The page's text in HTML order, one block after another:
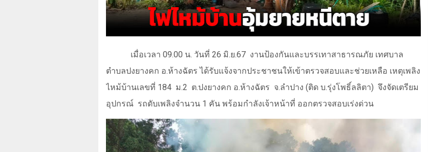
เมื่อเวลา 09.00 น. วันที่ 26 มิ.ย.67 งานป้องกันและบรรเทาสาธารณภัย เทศบาล
ตำบลปงยางคก อ.ห้างฉัตร ได้รับแจ้งจากประชาชนให้เข้าตรวจสอบและช่วยเหลือ เหตุเพลิง
ไหม้บ้านเลขที่ 184 ม.2 ต.ปงยางคก อ.ห้างฉัตร จ.ลำปาง (ติด บ.รุ่งโพธิ์ลลิตา) จึงจัดเตรียม
อุปกรณ์ รถดับเพลิงจำนวน 1 คัน พร้อมกำลังเจ้าหน้าที่ ออกตรวจสอบเร่งด่วน